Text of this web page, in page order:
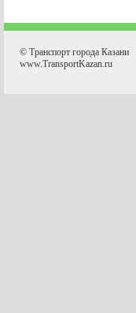
© Транспорт города Казани
www.TransportKazan.ru